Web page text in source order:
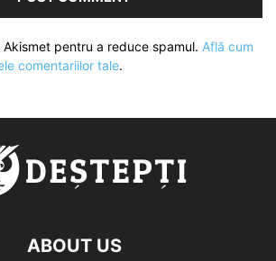
pentru a reduce spamul. Află cum
comentariilor tale.
ABOUT US